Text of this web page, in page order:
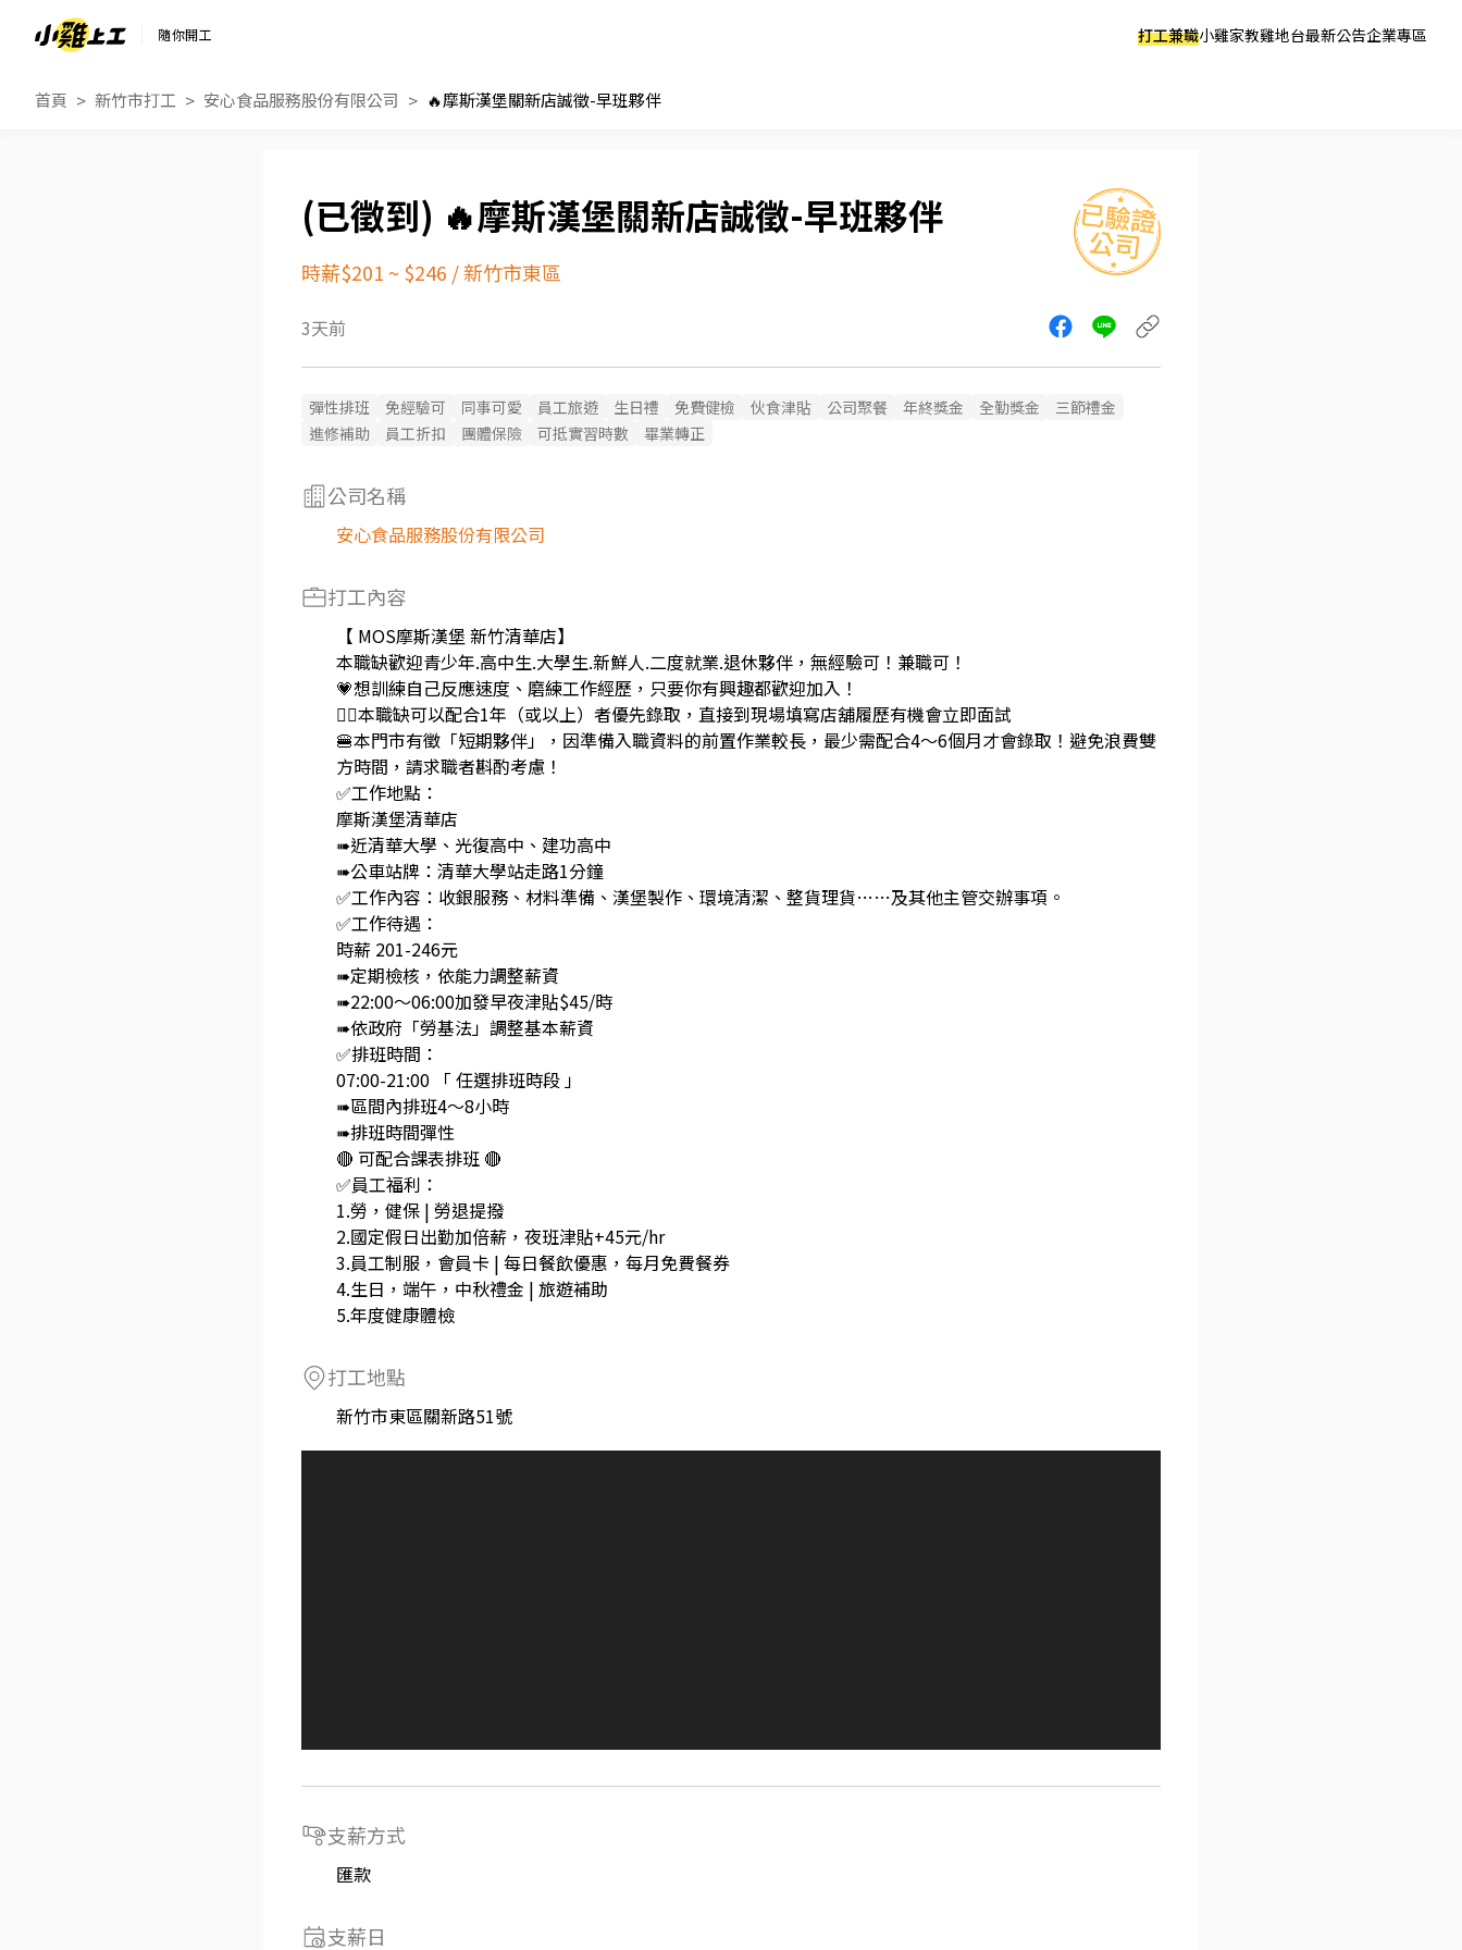
隨你開工 打工兼職小雞家教雞地台最新公告企業專區
首頁 新竹市打工 安心食品服務股份有限公司 🔥摩斯漢堡關新店誠徵-早班夥伴
🔥摩斯漢堡關新店誠徵-早班夥伴
時薪$201 ~ $246 /新竹市東區
3天前
彈性排班 免經驗可 同事可愛 員工旅遊 生日禮 免費健檢 伙食津貼 公司聚餐 年終獎金 全勤獎金
三節禮金
進修補助
員工折扣 團體保險 可抵實習時數 畢業轉正
公司名稱
安心食品服務股份有限公司
打工內容
【 MOS摩斯漢堡 新竹清華店】
本職缺歡迎青少年.高中生.大學生.新鮮人.二度就業.退休夥伴，無經驗可！兼職可！
💗想訓練自己反應速度、磨練工作經歷，只要你有興趣都歡迎加入！
🙋‍♂️本職缺可以配合1年（或以上）者優先錄取，直接到現場填寫店舖履歷有機會立即面試
🍔本門市有徵「短期夥伴」，因準備入職資料的前置作業較長，最少需配合4～6個月才會錄取！避免浪費雙
方時間，請求職者斟酌考慮！
✅工作地點：
摩斯漢堡清華店
➠近清華大學、光復高中、建功高中
➠公車站牌：清華大學站走路1分鐘
✅工作內容：收銀服務、材料準備、漢堡製作、環境清潔、整貨理貨……及其他主管交辦事項。
✅工作待遇：
時薪 201-246元
➠定期檢核，依能力調整薪資
➠22:00～06:00加發早夜津貼$45/時
➠依政府「勞基法」調整基本薪資
✅排班時間：
07:00-21:00 「 任選排班時段 」
➠區間內排班4～8小時
➠排班時間彈性
🔴 可配合課表排班 🔴
✅員工福利：
1.勞，健保 | 勞退提撥
2.國定假日出勤加倍薪，夜班津貼+45元/hr
3.員工制服，會員卡 | 每日餐飲優惠，每月免費餐券
4.生日，端午，中秋禮金 | 旅遊補助
5.年度健康體檢
打工地點
新竹市東區關新路51號
支薪方式
匯款
支薪日